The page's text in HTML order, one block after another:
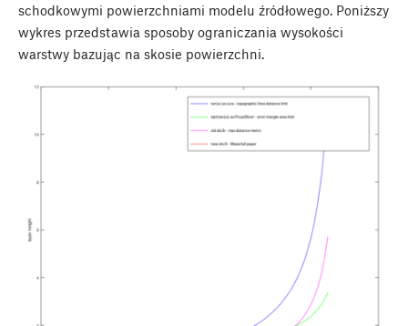
schodkowymi powierzchniami modelu źródłowego. Poniższy
wykres przedstawia sposoby ograniczania wysokości
warstwy bazując na skosie powierzchni.